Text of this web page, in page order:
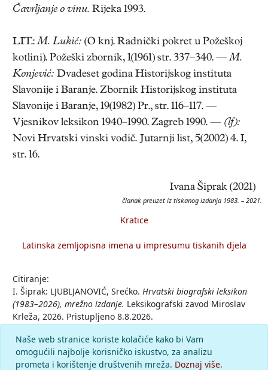
Čavrljanje o vinu. Rijeka 1993.
LIT.:M. Lukić: (O knj. Radnički pokret u Požeškoj
kotlini). Požeški zbornik, 1(1961) str. 337–340. —M.
Konjević: Dvadeset godina Historijskog instituta
Slavonije i Baranje. Zbornik Historijskog instituta
Slavonije i Baranje, 19(1982) Pr., str. 116–117. —
Vjesnikov leksikon 1940–1990. Zagreb 1990. — (lf):
Novi Hrvatski vinski vodič. Jutarnji list, 5(2002) 4. I,
str. 16.
Ivana Šiprak (2021)
članak preuzet iz tiskanog izdanja 1983. – 2021.
Kratice
Latinska zemljopisna imena u impresumu tiskanih djela
Citiranje:
I. Šiprak: LJUBLJANOVIĆ, Srećko. Hrvatski biografski leksikon
(1983–2026), mrežno izdanje. Leksikografski zavod Miroslav
Krleža, 2026. Pristupljeno 8.8.2026.
Komentar
Naše web stranice koriste kolačiće kako bi Vam
omogućili najbolje korisničko iskustvo, za analizu
prometa i korištenje društvenih mreža. Doznaj više.